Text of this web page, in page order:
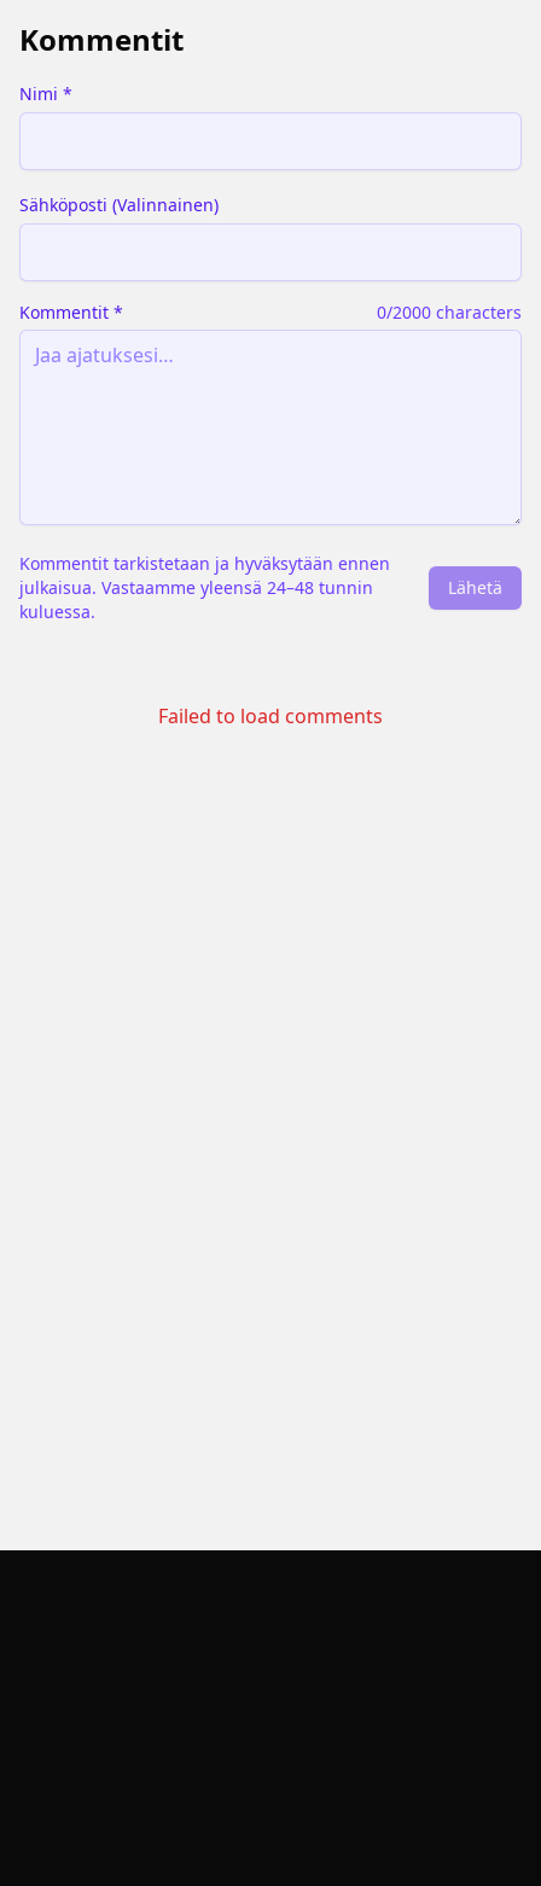
Kommentit
Nimi *
Sähköposti (Valinnainen)
Kommentit * 0/2000 characters
Kommentit tarkistetaan ja hyväksytään ennen
julkaisua. Vastaamme yleensä 24–48 tunnin
kuluessa.
Lähetä
Failed to load comments